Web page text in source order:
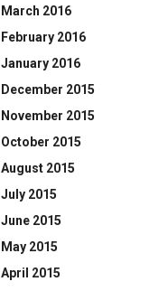
March 2016
February 2016
January 2016
December 2015
November 2015
October 2015
August 2015
July 2015
June 2015
May 2015
April 2015